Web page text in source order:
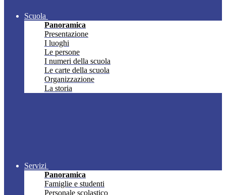
Scuola
Panoramica
Presentazione
I luoghi
Le persone
I numeri della scuola
Le carte della scuola
Organizzazione
La storia
Servizi
Panoramica
Famiglie e studenti
Personale scolastico